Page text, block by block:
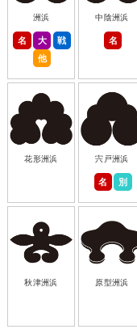
洲浜
名 大
戦
他
中陰洲浜
名
花形洲浜 宍戸洲浜
名 別
秋津洲浜 原型洲浜